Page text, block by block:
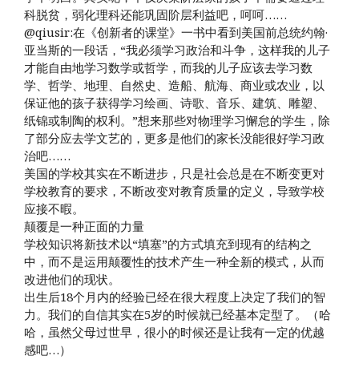
科脱贫，弱化理科还能巩固阶层利益吧，呵呵……
@qiusir:在《创新者的课堂》一书中看到美国前总统约翰·
亚当斯的一段话，“我必须学习政治和斗争，这样我的儿子
才能自由地学习数学或哲学，而我的儿子应该去学习数
学、哲学、地理、自然史、造船、航海、商业或农业，以
保证他的孩子获得学习绘画、诗歌、音乐、建筑、雕塑、
纸锦或制陶的权利。”想来那些对物理学习懈怠的学生，除
了部分应去学文艺的，更多是他们的家长没能很好学习政
治吧……
美国的学校其实在不断进步，只是社会总是在不断变更对
学校教育的要求，不断改变对教育质量的定义，导致学校
应接不暇。
颠覆是一种正面的力量
学校知识将新技术以“填塞”的方式填充到现有的结构之
中，而不是运用颠覆性的技术产生一种全新的模式，从而
改进他们的现状。
出生后18个月内的经验已经在很大程度上决定了我们的智
力。我们的自信其实在5岁的时候就已经基本定型了。（哈
哈，虽然父母过世早，很小的时候还是让我有一定的优越
感吧…）